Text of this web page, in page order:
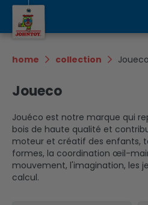
À propos de nous
Salons
Contact
home collection Joueco
Joueco
Jouéco est notre marque qui
bois de haute qualité et
moteur et créatif des enfants,
formes, la coordination œil-
mouvement, l'imagination, les
calcul.